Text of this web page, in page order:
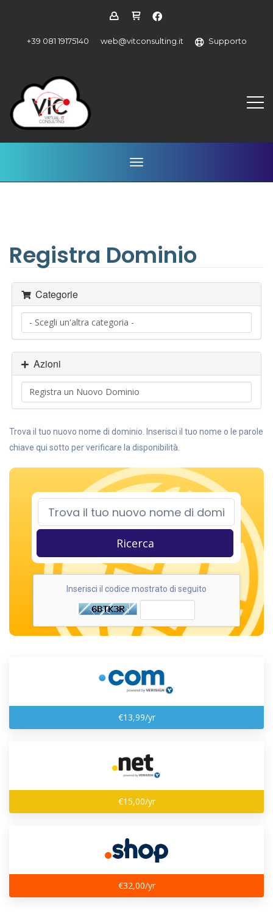
+39 081 19175140 web@vitconsulting.it Supporto
Attiva Navigazione
Registra Dominio
Categorie
Azioni
Trova il tuo nuovo nome di dominio. Inserisci il tuo nome o le parole
chiave qui sotto per verificare la disponibilità.
Ricerca
Inserisci il codice mostrato di seguito
€13,99/yr
€15,00/yr
€32,00/yr